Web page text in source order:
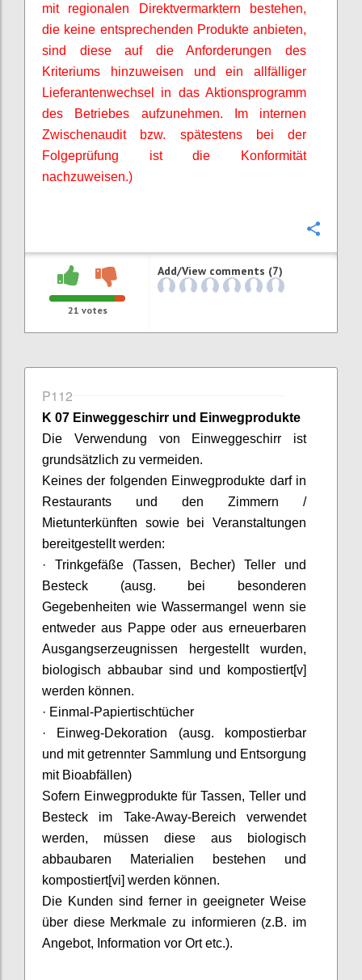
mit regionalen
Direktvermarktern bestehen,
die keine entsprechenden Produkte anbieten,
sind diese auf die Anforderungen des
Kriteriums hinzuweisen und ein allfälliger
Lieferantenwechsel in das Aktionsprogramm
des Betriebes aufzunehmen. Im internen
Zwischenaudit bzw. spätestens bei der
Folgeprüfung ist die Konformität
nachzuweisen.)
21 votes
Add/View comments (7)
P112
K 07 Einweggeschirr und Einwegprodukte
Die Verwendung von Einweggeschirr ist
grundsätzlich zu vermeiden.
Keines der folgenden Einwegprodukte darf in
Restaurants und den Zimmern /
Mietunterkünften sowie bei Veranstaltungen
bereitgestellt werden:
· Trinkgefäße (Tassen, Becher) Teller und
Besteck (ausg. bei besonderen
Gegebenheiten wie Wassermangel wenn sie
entweder aus Pappe oder aus erneuerbaren
Ausgangserzeugnissen hergestellt wurden,
biologisch abbaubar sind und kompostiert[v]
werden können.
· Einmal-Papiertischtücher
· Einweg-Dekoration (ausg. kompostierbar
und mit getrennter Sammlung und Entsorgung
mit Bioabfällen)
Sofern Einwegprodukte für Tassen, Teller und
Besteck im Take-Away-Bereich verwendet
werden, müssen diese aus biologisch
abbaubaren Materialien bestehen und
kompostiert[vi] werden können.
Die Kunden sind ferner in geeigneter Weise
über diese Merkmale zu informieren (z.B. im
Angebot, Information vor Ort etc.).